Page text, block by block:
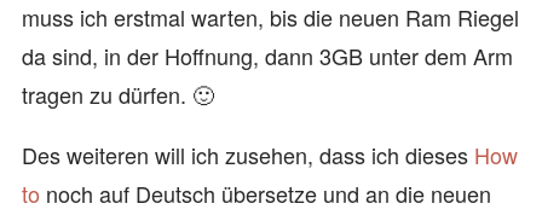
muss ich erstmal warten, bis die neuen Ram Riegel
da sind, in der Hoffnung, dann 3GB unter dem Arm
tragen zu dürfen. 🙂
Des weiteren will ich zusehen, dass ich dieses How
to noch auf Deutsch übersetze und an die neuen